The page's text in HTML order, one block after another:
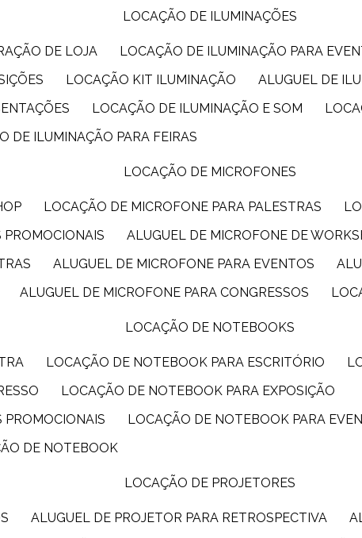
LOCAÇÃO DE ILUMINAÇÕES
DE LOJA
LOCAÇÃO DE ILUMINAÇÃO PARA
LOCAÇÃO KIT ILUMINAÇÃO
ALUGUEL DE
LOCAÇÃO DE ILUMINAÇÃO E SOM
DE ILUMINAÇÃO PARA FEIRAS
LOCAÇÃO DE MICROFONES
LOCAÇÃO DE MICROFONE PARA PALESTRAS
PROMOCIONAIS
ALUGUEL DE MICROFONE DE
ALUGUEL DE MICROFONE PARA EVENTOS
ALUGUEL DE MICROFONE PARA CONGRESSOS
LOCAÇÃO DE NOTEBOOKS
LOCAÇÃO DE NOTEBOOK PARA ESCRITÓRIO
LOCAÇÃO DE NOTEBOOK PARA EXPOSIÇÃO
PROMOCIONAIS
LOCAÇÃO DE NOTEBOOK PARA
DE NOTEBOOK
LOCAÇÃO DE PROJETORES
ALUGUEL DE PROJETOR PARA RETROSPECTIVA